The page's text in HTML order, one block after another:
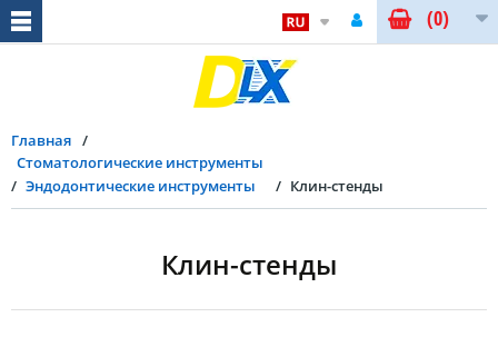
(0)
Главная
Стоматологические инструменты
Эндодонтические инструменты
Клин-стенды
Клин-стенды